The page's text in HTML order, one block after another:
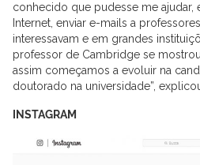
conhecido que pudesse me ajudar,
Internet, enviar e-mails a
interessavam e em grandes
professor de Cambridge se
assim começamos a evoluir na
doutorado na universidade”,
INSTAGRAM